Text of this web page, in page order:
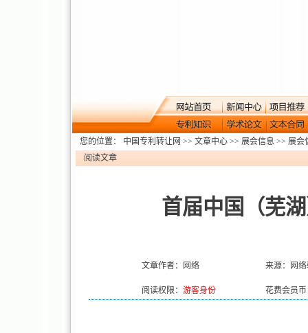
您的位置： 中国专利转让网 >> 文章中心 >> 展会信息 >> 展会
阅读文章
首届中国（芜
文章作者：网络 来源：网
阅读权限： 游客身份 花费会员